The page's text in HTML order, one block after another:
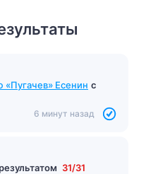
«Пугачев» Есенин с
6 минут назад
31/31